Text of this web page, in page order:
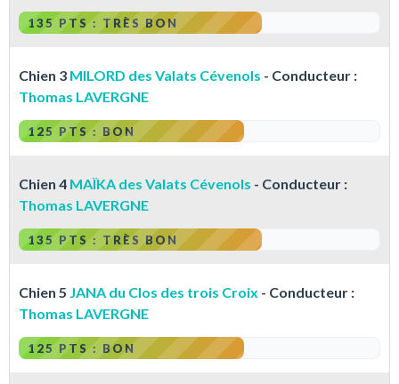
135 PTS : TRÈS BON
Chien 3 MILORD des Valats Cévenols - Conducteur :
Thomas LAVERGNE
125 PTS : BON
Chien 4 MAÏKA des Valats Cévenols - Conducteur :
Thomas LAVERGNE
135 PTS : TRÈS BON
Chien 5 JANA du Clos des trois Croix - Conducteur :
Thomas LAVERGNE
125 PTS : BON